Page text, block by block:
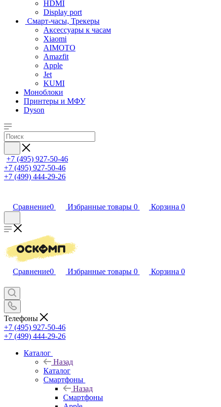
HDMI
Display port
Смарт-часы, Трекеры
Аксессуары к часам
Xiaomi
AIMOTO
Amazfit
Apple
Jet
KUMI
Моноблоки
Принтеры и МФУ
Dyson
+7 (495) 927-50-46
+7 (495) 927-50-46
+7 (499) 444-29-26
Сравнение0 Избранные товары 0 Корзина 0
Сравнение0 Избранные товары 0 Корзина 0
Телефоны
+7 (495) 927-50-46
+7 (499) 444-29-26
Каталог
Назад
Каталог
Смартфоны
Назад
Смартфоны